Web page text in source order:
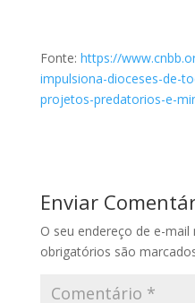
Fonte: https://
impulsiona-dioceses-de-
projetos-predatorios-e-
Enviar
O seu endereço de e-mail
obrigatórios são